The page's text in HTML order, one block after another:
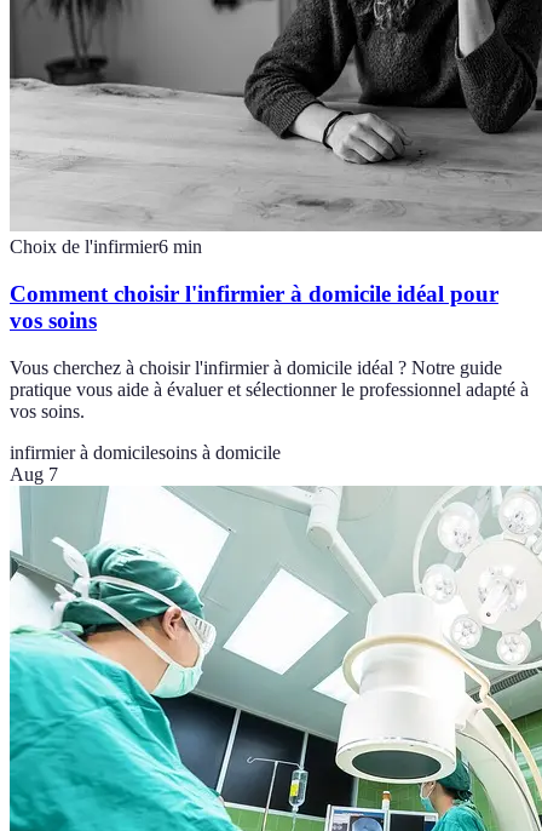
Choix de l'infirmier6 min
Comment choisir l'infirmier à domicile idéal pour
vos soins
Vous cherchez à choisir l'infirmier à domicile idéal ? Notre guide
pratique vous aide à évaluer et sélectionner le professionnel adapté à
vos soins.
infirmier à domicilesoins à domicile
Aug 7